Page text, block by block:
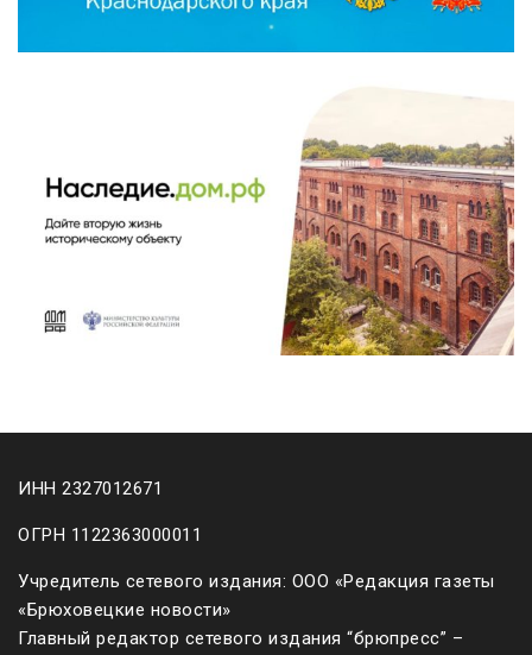
ИНН 2327012671
ОГРН 1122363000011
Учредитель сетевого издания: ООО «Редакция газеты
«Брюховецкие новости»
Главный редактор сетевого издания “брюпресс” –